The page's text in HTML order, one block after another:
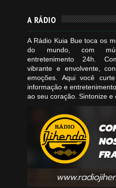
A RÁDIO
A Rádio Kuia Bue toca os
do mundo, com
entretenimento 24h.
vibrante e envolvente,
emoções. Aqui você
informação e
ao seu coração. Sintonize e